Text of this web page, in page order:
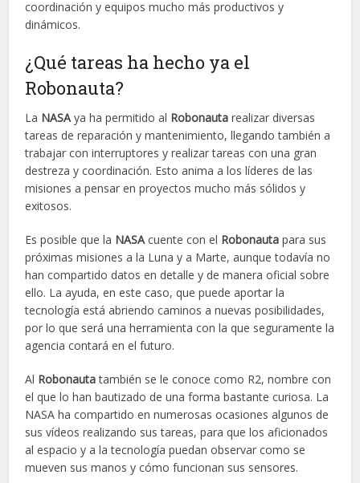
coordinación y equipos mucho más productivos y
dinámicos.
¿Qué tareas ha hecho ya el
Robonauta?
La NASA ya ha permitido al Robonauta realizar diversas
tareas de reparación y mantenimiento, llegando también a
trabajar con interruptores y realizar tareas con una gran
destreza y coordinación. Esto anima a los líderes de las
misiones a pensar en proyectos mucho más sólidos y
exitosos.
Es posible que la NASA cuente con el Robonauta para sus
próximas misiones a la Luna y a Marte, aunque todavía no
han compartido datos en detalle y de manera oficial sobre
ello. La ayuda, en este caso, que puede aportar la
tecnología está abriendo caminos a nuevas posibilidades,
por lo que será una herramienta con la que seguramente la
agencia contará en el futuro.
Al Robonautatambién se le conoce como R2, nombre con
el que lo han bautizado de una forma bastante curiosa. La
NASA ha compartido en numerosas ocasiones algunos de
sus vídeos realizando sus tareas, para que los aficionados
al espacio y a la tecnología puedan observar como se
mueven sus manos y cómo funcionan sus sensores.